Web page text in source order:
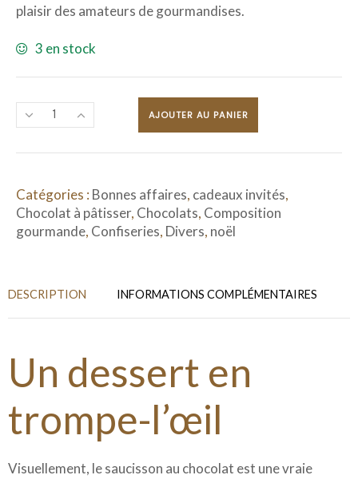
plaisir des amateurs de gourmandises.
3 en stock
AJOUTER AU PANIER
Catégories : Bonnes affaires, cadeaux invités,
Chocolat à pâtisser, Chocolats, Composition
gourmande, Confiseries, Divers, noël
DESCRIPTION INFORMATIONS COMPLÉMENTAIRES
Un dessert en
trompe-l’œil
Visuellement, le saucisson au chocolat est une vraie